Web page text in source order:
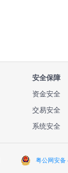
安全保障
资金安全
交易安全
系统安全
粤公网安备